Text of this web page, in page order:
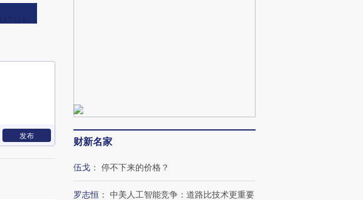
发布 财新名家
伍戈 ： 停不下来的价格？
罗志恒 ： 中美人工智能竞争：道路比技术更重要